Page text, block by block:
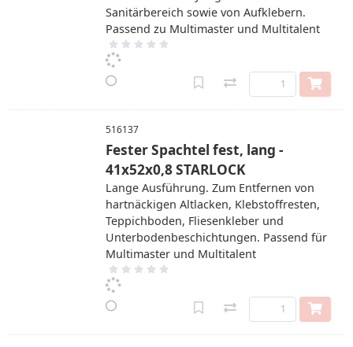
Sanitärbereich sowie von Aufklebern.
Passend zu Multimaster und Multitalent
516137
Fester Spachtel fest, lang -
41x52x0,8 STARLOCK
Lange Ausführung. Zum Entfernen von
hartnäckigen Altlacken, Klebstoffresten,
Teppichboden, Fliesenkleber und
Unterbodenbeschichtungen. Passend für
Multimaster und Multitalent